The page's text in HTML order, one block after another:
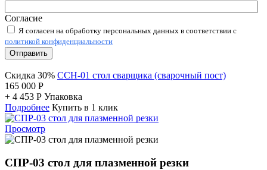
Согласие
Я согласен на обработку персональных данных в соответствии с
политикой конфиденциальности
Отправить
Скидка 30% ССН-01 стол сварщика (сварочный пост)
165 000 Р
+ 4 453 Р Упаковка
Подробнее Купить в 1 клик
Просмотр
СПР-03 стол для плазменной резки